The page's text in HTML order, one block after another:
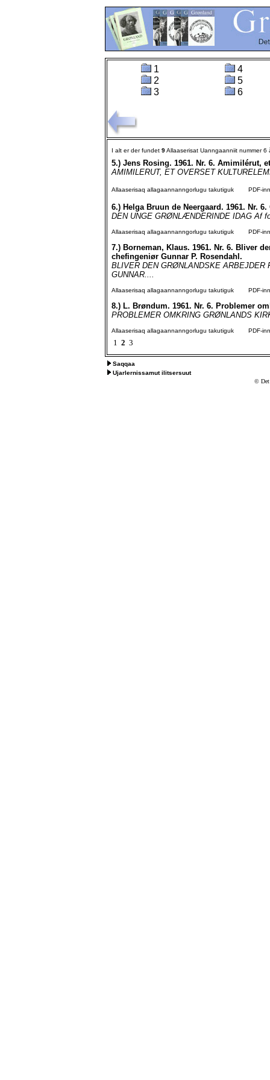
1
2
3
4
5
6
I alt er der fundet 9Allaaserisat Uanngaanniit nummer 6
5.) Jens Rosing. 1961. Nr. 6. Amimilérut,
AMIMILERUT, ET OVERSET
Allaaserisaq allagaannanngorlugu takutiguk PDF-
6.) Helga Bruun de Neergaard. 1961. Nr.
DEN UNGE GRØNLÆNDERINDE IDAG Af
Allaaserisaq allagaannanngorlugu takutiguk PDF-
7.) Borneman, Klaus. 1961. Nr. 6. Bliver
chefingeniør Gunnar P. Rosendahl.
BLIVER DEN GRØNLANDSKE
GUNNAR....
Allaaserisaq allagaannanngorlugu takutiguk PDF-
8.) L. Brøndum. 1961. Nr. 6. Problemer
PROBLEMER OMKRING GRØNLANDS
Allaaserisaq allagaannanngorlugu takutiguk PDF-
1 2 3
Saqqaa
Ujarlernissamut ilitsersuut
© Det